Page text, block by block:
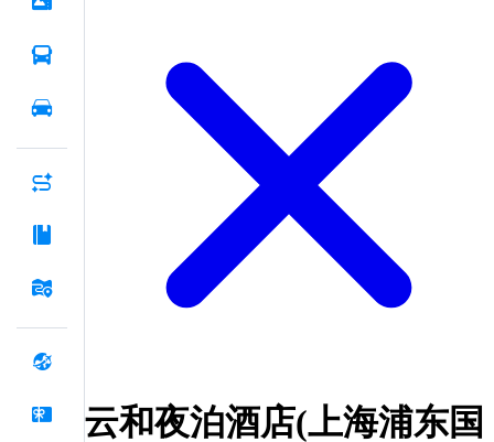
云和夜泊酒店(上海浦东国